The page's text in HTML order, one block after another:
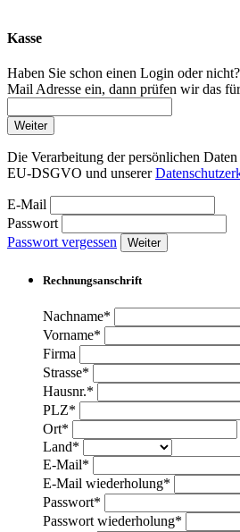
Kasse
Haben Sie schon einen Login oder
Mail Adresse ein, dann prüfen wir das
Weiter
Die Verarbeitung der persönlichen
EU-DSGVO und unserer
E-Mail
Passwort
Passwort vergessen
Weiter
Rechnungsanschrift
Nachname*
Vorname*
Firma
Strasse*
Hausnr.*
PLZ*
Ort*
Land*
E-Mail*
E-Mail wiederholung*
Passwort*
Passwort wiederholung*